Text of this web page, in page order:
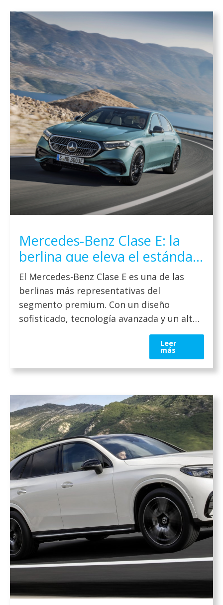
Mercedes-Benz Clase E: la
berlina que eleva el estándar
del lujo en 2026
El Mercedes-Benz Clase E es una de las
berlinas más representativas del
segmento premium. Con un diseño
sofisticado, tecnología avanzada y un alto
nivel de confort, este modelo se ha
consolidado como una referencia para
quienes buscan elegancia y rendimiento en
un mismo vehículo. Es una berlina
suavidad y […]
Leer
más